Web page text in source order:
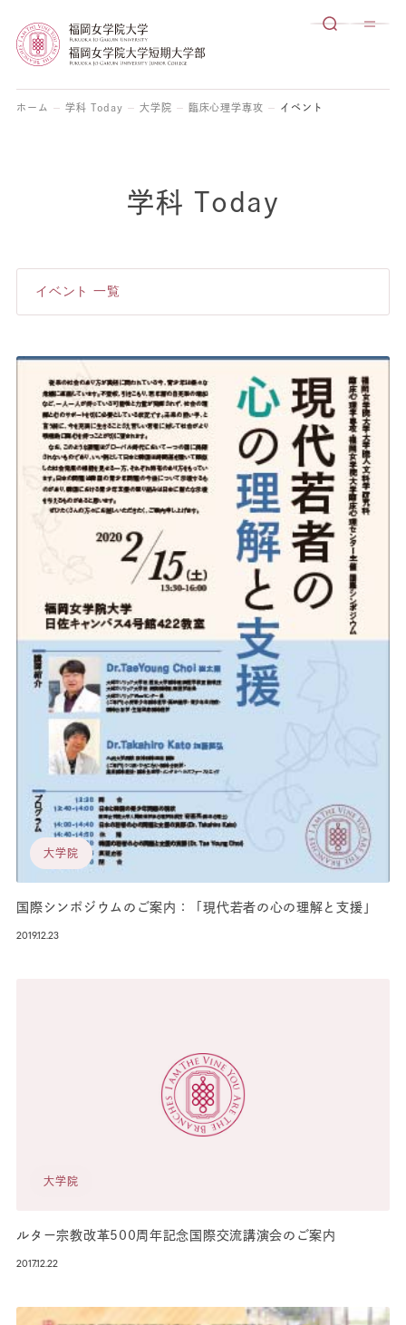
ホーム 学科 Today 大学院 臨床心理学専攻 イベント
学科 Today
イベント 一覧
大学院
国際シンポジウムのご案内：「現代若者の心の理解と支援」
2019.12.23
大学院
ルター宗教改革500周年記念国際交流講演会のご案内
2017.12.22